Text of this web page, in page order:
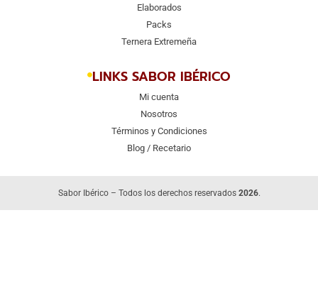
Elaborados
Packs
Ternera Extremeña
LINKS SABOR IBÉRICO
Mi cuenta
Nosotros
Términos y Condiciones
Blog / Recetario
Sabor Ibérico – Todos los derechos reservados 2026.